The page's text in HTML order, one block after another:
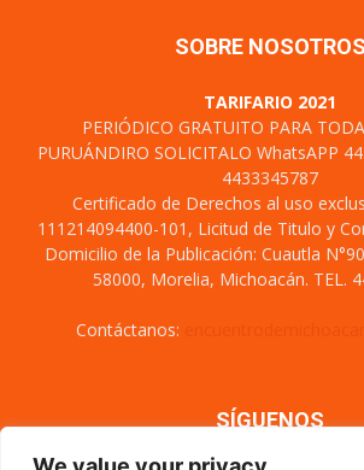
SOBRE NOSOTROS
TARIFARIO 2021
PERIÓDICO GRATUITO PARA
PURUÁNDIRO SOLICITALO WhatsAPP
4433345787
Certificado de Derechos al uso
111214094400-101, Licitud de Titulo y
Domicilio de la Publicación: Cuautla
58000, Morelia, Michoacán. TEL.
Contáctanos:
SÍGUENOS